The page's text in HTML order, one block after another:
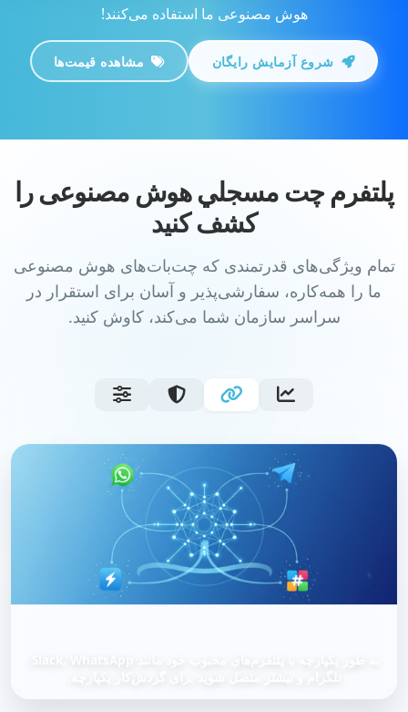
کشف کنید
تمام ویژگی‌های قدرتمندی که چت‌بات‌های هوش مصنوعی
ما را همه‌کاره، سفارشی‌پذیر و آسان برای استقرار در
سراسر سازمان شما می‌کند، کاوش کنید.